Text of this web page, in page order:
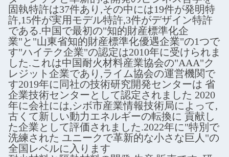
固執特許は37件あり,その中には19件が発明特
許,15件が実用モデル特許,3件がデザイン特許
である.中国で最初の"知的財産標準化企
業"と"山東省知的財産標準化優遇企業"の1つで
す"ハイテク企業"の認定は2010年に受けられま
した.これは中国耐火材料産業協会の"AAA"ク
レジット企業であり,ライム協会の運営機関で
す2019年に同社の技術研究開発センターは 省
企業技術センターとして認定されました 2020
年に会社には,シボ市産業情報技術局によって,
古くて新しい動力エネルギーの転換に 貢献し
た企業として評価されました.2022年に"特別で
洗練された ユニークで革新的な小さな巨人"の
全国レベルに入ります